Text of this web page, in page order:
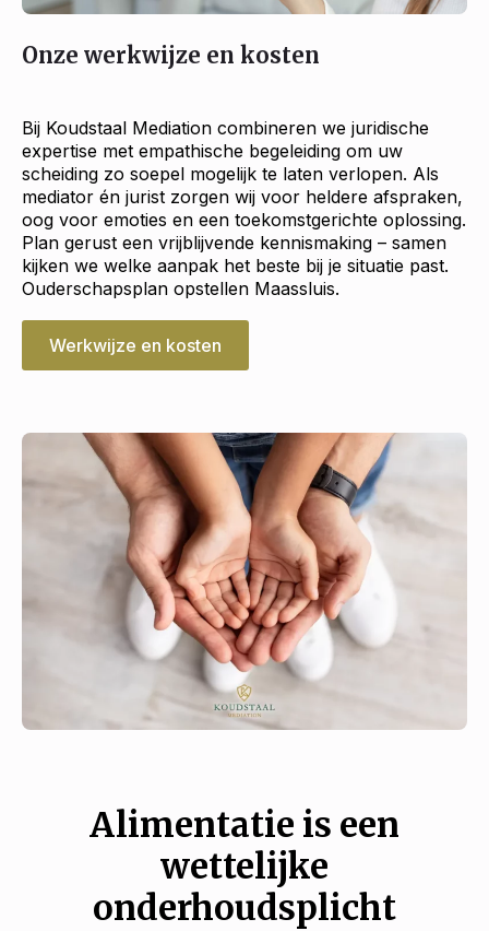
Onze werkwijze en kosten
Bij Koudstaal Mediation combineren we juridische
expertise met empathische begeleiding om uw
scheiding zo soepel mogelijk te laten verlopen. Als
mediator én jurist zorgen wij voor heldere afspraken,
oog voor emoties en een toekomstgerichte oplossing.
Plan gerust een vrijblijvende kennismaking – samen
kijken we welke aanpak het beste bij je situatie past.
Ouderschapsplan opstellen Maassluis.
Werkwijze en kosten
Alimentatie is een
wettelijke
onderhoudsplicht